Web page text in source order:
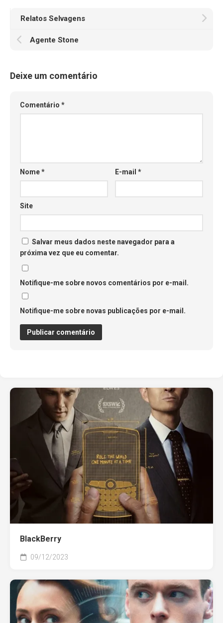
Relatos Selvagens
Agente Stone
Deixe um comentário
Comentário *
Nome* E-mail*
Site
Salvar meus dados neste navegador para a
próxima vez que eu comentar.
Notifique-me sobre novos comentários por e-mail.
Notifique-me sobre novas publicações por e-mail.
BlackBerry
09/12/2023